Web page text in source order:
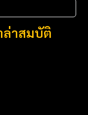
ล่าสมบัติ